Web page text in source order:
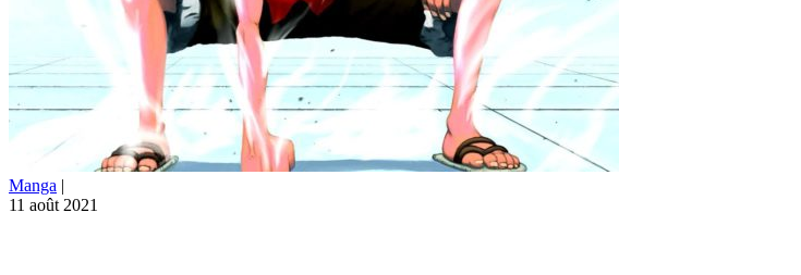
Manga |
11 août 2021